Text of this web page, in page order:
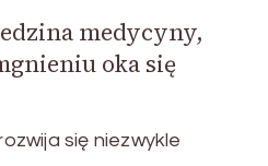
medycyny,
oka się
się niezwykle